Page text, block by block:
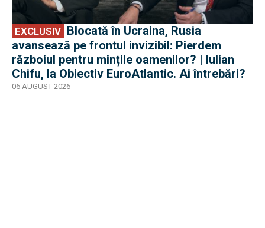
EXCLUSIV
avansează pe frontul invizibil: Pierdem
războiul pentru mințile oamenilor? | Iulian
Chifu, la Obiectiv EuroAtlantic. Ai întrebări?
06 AUGUST 2026